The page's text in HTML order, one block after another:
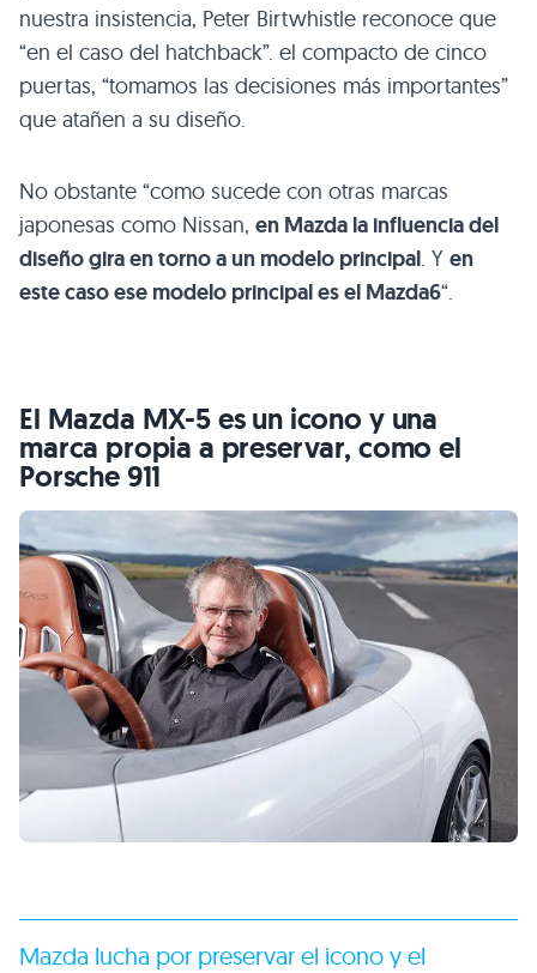
nuestra insistencia, Peter Birtwhistle reconoce que
“en el caso del hatchback”. el compacto de cinco
puertas, “tomamos las decisiones más importantes”
que atañen a su diseño.
No obstante “como sucede con otras marcas
japonesas como Nissan, en Mazda la influencia del
diseño gira en torno a un modelo principal. Y en
este caso ese modelo principal es el Mazda6“.
El Mazda MX-5 es un icono y una
marca propia a preservar, como el
Porsche 911
Mazda lucha por preservar el icono y el